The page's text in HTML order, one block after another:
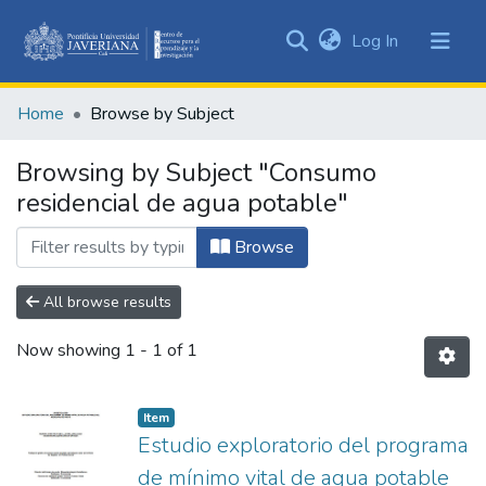
&
All of DSpace
Log In (current)
Home Browse by Subject
Browsing by Subject "Consumo
residencial de agua potable"
Browse
All browse results
Now showing 1 - 1 of 1
Item
Estudio exploratorio del programa
de mínimo vital de agua potable